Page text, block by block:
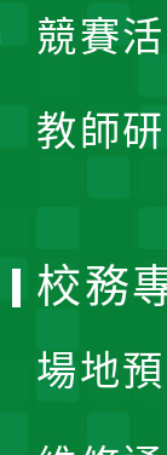
競賽
教師
校務
場地